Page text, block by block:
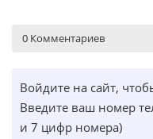
0 Комментариев
Войдите на сайт,
Введите ваш номер
и 7 цифр номера)